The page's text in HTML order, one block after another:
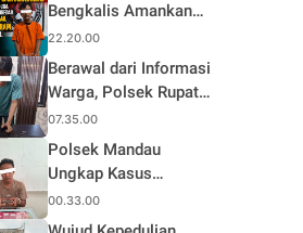
Bengkalis Amankan
Terduga Pengedar
Sabu di Mandau, Sita
1,59 Gram Barang
Bukti
22.20.00
Berawal dari Informasi
Warga, Polsek Rupat
Ungkap Kasus Sabu
dan Amankan Seorang
Pria
07.35.00
Polsek Mandau
Ungkap Kasus
Narkotika, Seorang
Pria Diamankan
00.33.00